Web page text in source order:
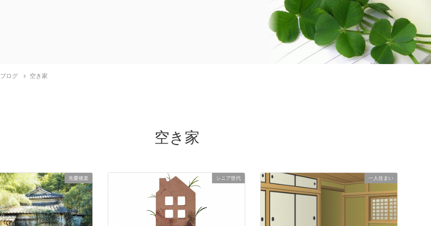
ブログ 空き家
空き家
先憂後楽 シニア世代 一人住まい